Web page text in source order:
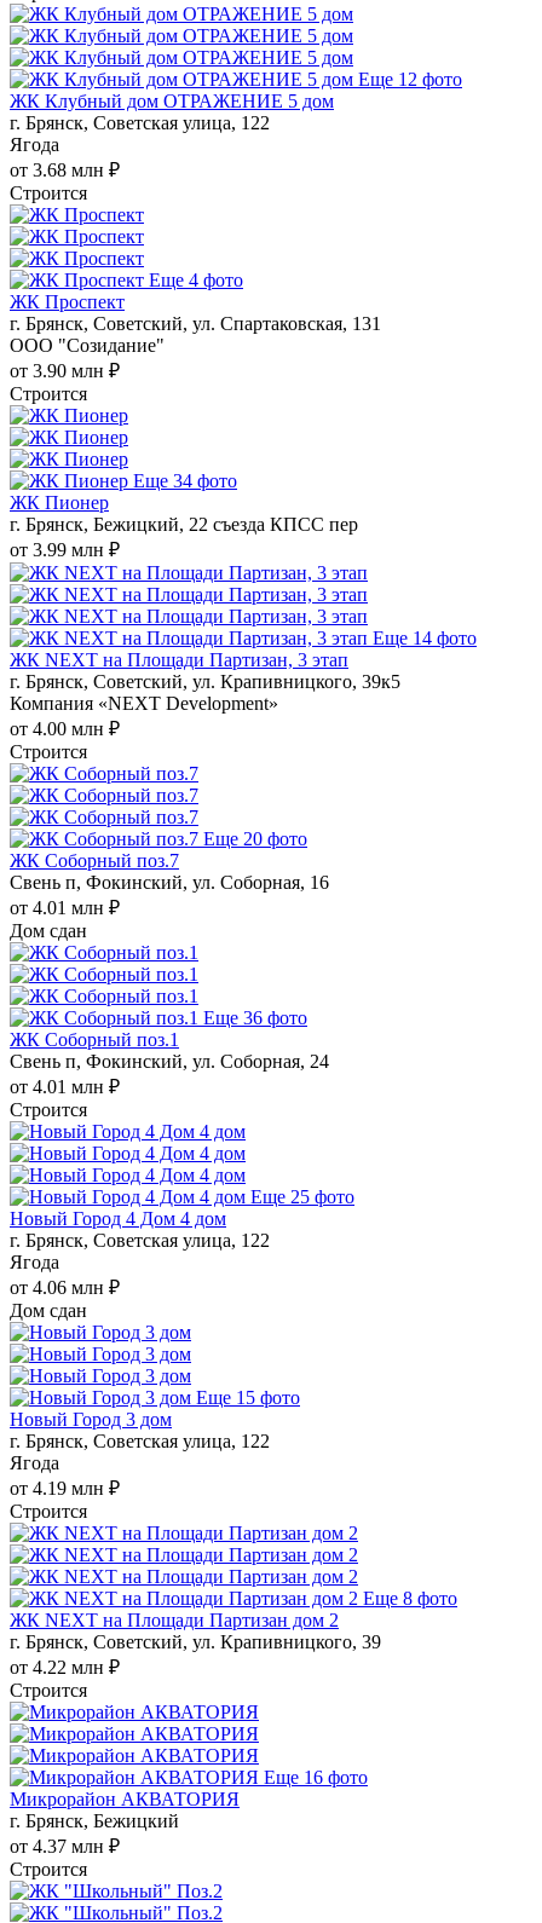
Еще 12 фото
ЖК Клубный дом ОТРАЖЕНИЕ 5 дом
г. Брянск, Советская улица, 122
Ягода
от 3.68 млн ₽
Строится
Еще 4 фото
ЖК Проспект
г. Брянск, Советский, ул. Спартаковская, 131
ООО "Созидание"
от 3.90 млн ₽
Строится
Еще 34 фото
ЖК Пионер
г. Брянск, Бежицкий, 22 съезда КПСС пер
от 3.99 млн ₽
Еще 14 фото
ЖК NEXT на Площади Партизан, 3 этап
г. Брянск, Советский, ул. Крапивницкого, 39к5
Компания «NEXT Development»
от 4.00 млн ₽
Строится
Еще 20 фото
ЖК Соборный поз.7
Свень п, Фокинский, ул. Соборная, 16
от 4.01 млн ₽
Дом сдан
Еще 36 фото
ЖК Соборный поз.1
Свень п, Фокинский, ул. Соборная, 24
от 4.01 млн ₽
Строится
Еще 25 фото
Новый Город 4 Дом 4 дом
г. Брянск, Советская улица, 122
Ягода
от 4.06 млн ₽
Дом сдан
Еще 15 фото
Новый Город 3 дом
г. Брянск, Советская улица, 122
Ягода
от 4.19 млн ₽
Строится
Еще 8 фото
ЖК NEXT на Площади Партизан дом 2
г. Брянск, Советский, ул. Крапивницкого, 39
от 4.22 млн ₽
Строится
Еще 16 фото
Микрорайон АКВАТОРИЯ
г. Брянск, Бежицкий
от 4.37 млн ₽
Строится